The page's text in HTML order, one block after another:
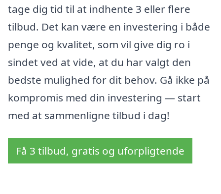
tage dig tid til at indhente 3 eller flere
tilbud. Det kan være en investering i både
penge og kvalitet, som vil give dig ro i
sindet ved at vide, at du har valgt den
bedste mulighed for dit behov. Gå ikke på
kompromis med din investering — start
med at sammenligne tilbud i dag!
Få 3 tilbud, gratis og uforpligtende